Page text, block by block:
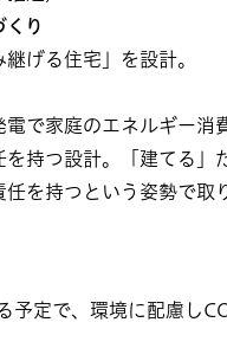
り
る住宅」を設計。
庭のエネルギー消費
設計。「建てる」だ
つという姿勢で取り
定で、環境に配慮し